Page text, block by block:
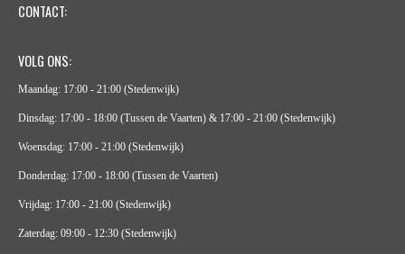
CONTACT:
VOLG ONS:
Maandag: 17:00 - 21:00 (Stedenwijk)
Dinsdag: 17:00 - 18:00 (Tussen de Vaarten) & 17:00 - 21:00 (Stedenwijk)
Woensdag: 17:00 - 21:00 (Stedenwijk)
Donderdag: 17:00 - 18:00 (Tussen de Vaarten)
Vrijdag: 17:00 - 21:00 (Stedenwijk)
Zaterdag: 09:00 - 12:30 (Stedenwijk)